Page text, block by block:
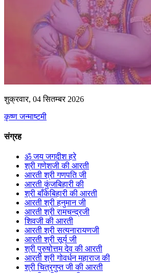
शुक्रवार, 04 सितम्बर 2026
कृष्ण जन्माष्टमी
संग्रह
ॐ जय जगदीश हरे
श्री गणेशजी की आरती
आरती श्री गणपति जी
आरती कुंजबिहारी की
श्री बाँकेबिहारी की आरती
आरती श्री हनुमान जी
आरती श्री रामचन्द्रजी
शिवजी की आरती
आरती श्री सत्यनारायणजी
आरती श्री सूर्य जी
श्री पुरुषोत्तम देव की आरती
आरती श्री गोवर्धन महाराज की
श्री चित्रगुप्त जी की आरती